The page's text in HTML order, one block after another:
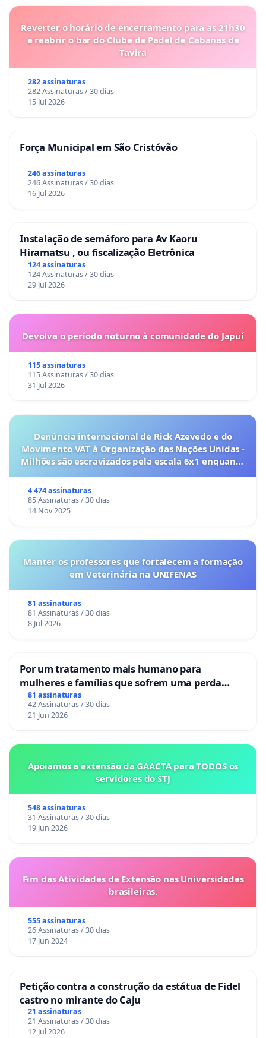
Reverter o horário de encerramento para as 21h30
e reabrir o bar do Clube de Padel de Cabanas de
Tavira
282 assinaturas
282 Assinaturas / 30 dias
15 Jul 2026
Força Municipal em São Cristóvão
246 assinaturas
246 Assinaturas / 30 dias
16 Jul 2026
Instalação de semáforo para Av Kaoru
Hiramatsu , ou fiscalização Eletrônica
124 assinaturas
124 Assinaturas / 30 dias
29 Jul 2026
Devolva o período noturno à comunidade do Japuí
115 assinaturas
115 Assinaturas / 30 dias
31 Jul 2026
Denúncia internacional de Rick Azevedo e do
Movimento VAT à Organização das Nações Unidas -
Milhões são escravizados pela escala 6x1 enquanto
4 474 assinaturas
85 Assinaturas / 30 dias
14 Nov 2025
Manter os professores que fortalecem a formação
em Veterinária na UNIFENAS
81 assinaturas
81 Assinaturas / 30 dias
8 Jul 2026
Por um tratamento mais humano para
mulheres e famílias que sofrem uma perda
gestacional nos hospitais portugueses
81 assinaturas
42 Assinaturas / 30 dias
21 Jun 2026
Apoiamos a extensão da GAACTA para TODOS os
servidores do STJ
548 assinaturas
31 Assinaturas / 30 dias
19 Jun 2026
Fim das Atividades de Extensão nas Universidades
brasileiras.
555 assinaturas
26 Assinaturas / 30 dias
17 Jun 2024
Petição contra a construção da estátua de Fidel
castro no mirante do Caju
21 assinaturas
21 Assinaturas / 30 dias
12 Jul 2026